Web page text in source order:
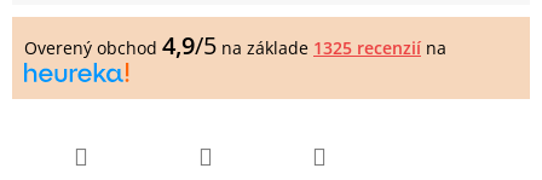
cena:
Overený obchod 4,9/5 na základe 1325 recenzií na